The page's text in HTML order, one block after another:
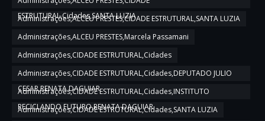
ESTRUTURAL,Cidades,SANTA LUZIA
Administrações,ALCEU PRESTES,CIDADE ESTRUTURAL,SANTA LUZIA
Administrações,ALCEU PRESTES,Marcela Passamani
Administrações,CIDADE ESTRUTURAL,Cidades
Administrações,CIDADE ESTRUTURAL,Cidades,DEPUTADO JULIO
CESAR,RENATA DAGUIAR
Administrações,CIDADE ESTRUTURAL,Cidades,INSTITUTO
RECICLANDO FUTURO,RENATA DAGUIAR
Administrações,CIDADE ESTRUTURAL,Cidades,SANTA LUZIA